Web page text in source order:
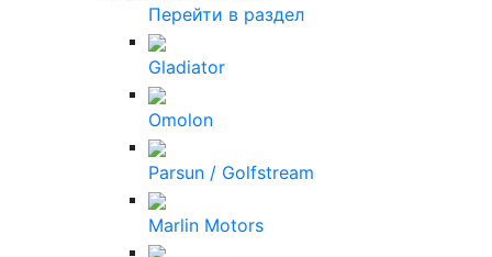
Перейти в раздел
Gladiator
Omolon
Parsun / Golfstream
Marlin Motors